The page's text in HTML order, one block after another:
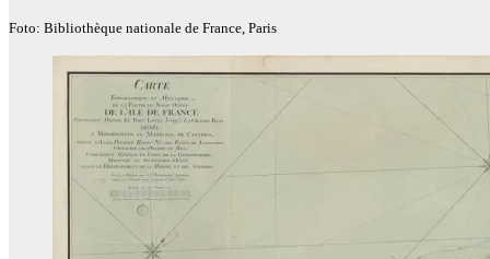
Foto: Bibliothèque nationale de France, Paris